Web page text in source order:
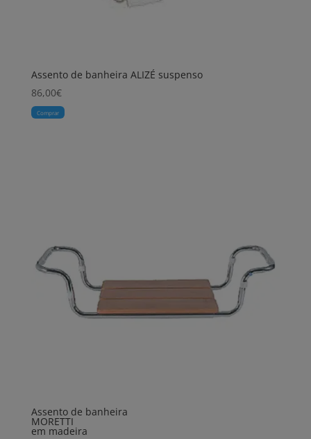
Assento de banheira ALIZÉ suspenso
86,00€
Comprar
Assento de banheira
MORETTI
em madeira